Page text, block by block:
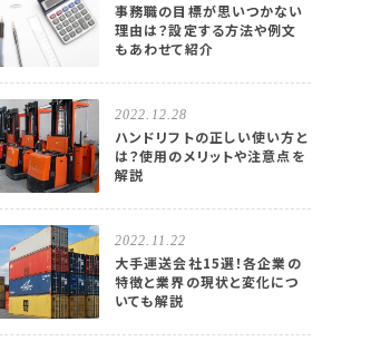
事務職の目標が思いつかない
理由は？設定する方法や例文
もあわせて紹介
2022.12.28
ハンドリフトの正しい使い方と
は？使用のメリットや注意点を
解説
2022.11.22
大手運送会社15選！各企業の
特徴と業界の現状と変化につ
いても解説